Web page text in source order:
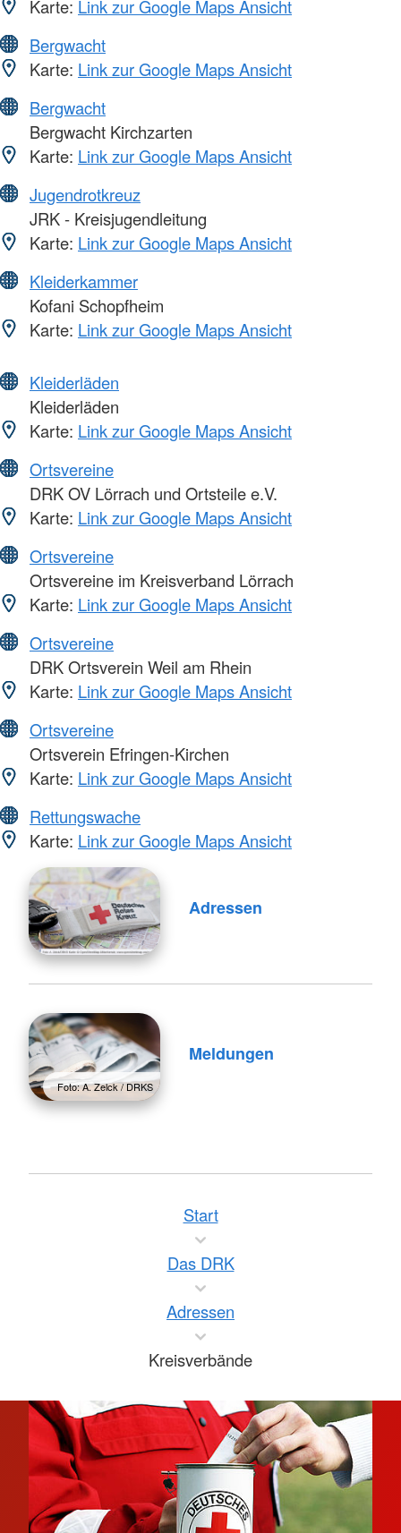
Karte: Link zur Google Maps Ansicht
Bergwacht
Karte: Link zur Google Maps Ansicht
Bergwacht
Bergwacht Kirchzarten
Karte: Link zur Google Maps Ansicht
Jugendrotkreuz
JRK - Kreisjugendleitung
Karte: Link zur Google Maps Ansicht
Kleiderkammer
Kofani Schopfheim
Karte: Link zur Google Maps Ansicht
Kleiderläden
Kleiderläden
Karte: Link zur Google Maps Ansicht
Ortsvereine
DRK OV Lörrach und Ortsteile e.V.
Karte: Link zur Google Maps Ansicht
Ortsvereine
Ortsvereine im Kreisverband Lörrach
Karte: Link zur Google Maps Ansicht
Ortsvereine
DRK Ortsverein Weil am Rhein
Karte: Link zur Google Maps Ansicht
Ortsvereine
Ortsverein Efringen-Kirchen
Karte: Link zur Google Maps Ansicht
Rettungswache
Karte: Link zur Google Maps Ansicht
Adressen
Foto: A. Zelck / DRKS
Meldungen
Start
Das DRK
Adressen
Kreisverbände